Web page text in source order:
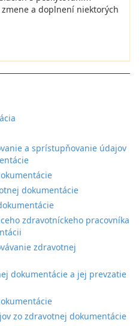
a doplnení niektorých
a sprístupňovanie údajov
dokumentácie
zdravotníckeho pracovníka
zdravotnej
dokumentácie a jej prevzatie
zo zdravotnej dokumentácie